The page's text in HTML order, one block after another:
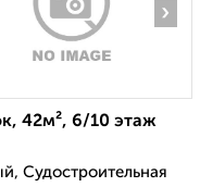
›
42м², 6/10 этаж
Судостроительная